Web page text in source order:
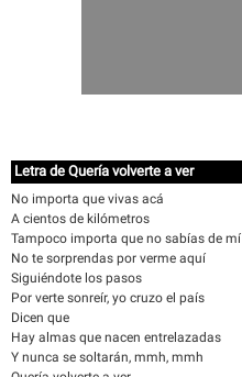
Letra de Quería volverte a ver
No importa que vivas acá
A cientos de kilómetros
Tampoco importa que no sabías de mí
No te sorprendas por verme aquí
Siguiéndote los pasos
Por verte sonreír, yo cruzo el país
Dicen que
Hay almas que nacen entrelazadas
Y nunca se soltarán, mmh, mmh